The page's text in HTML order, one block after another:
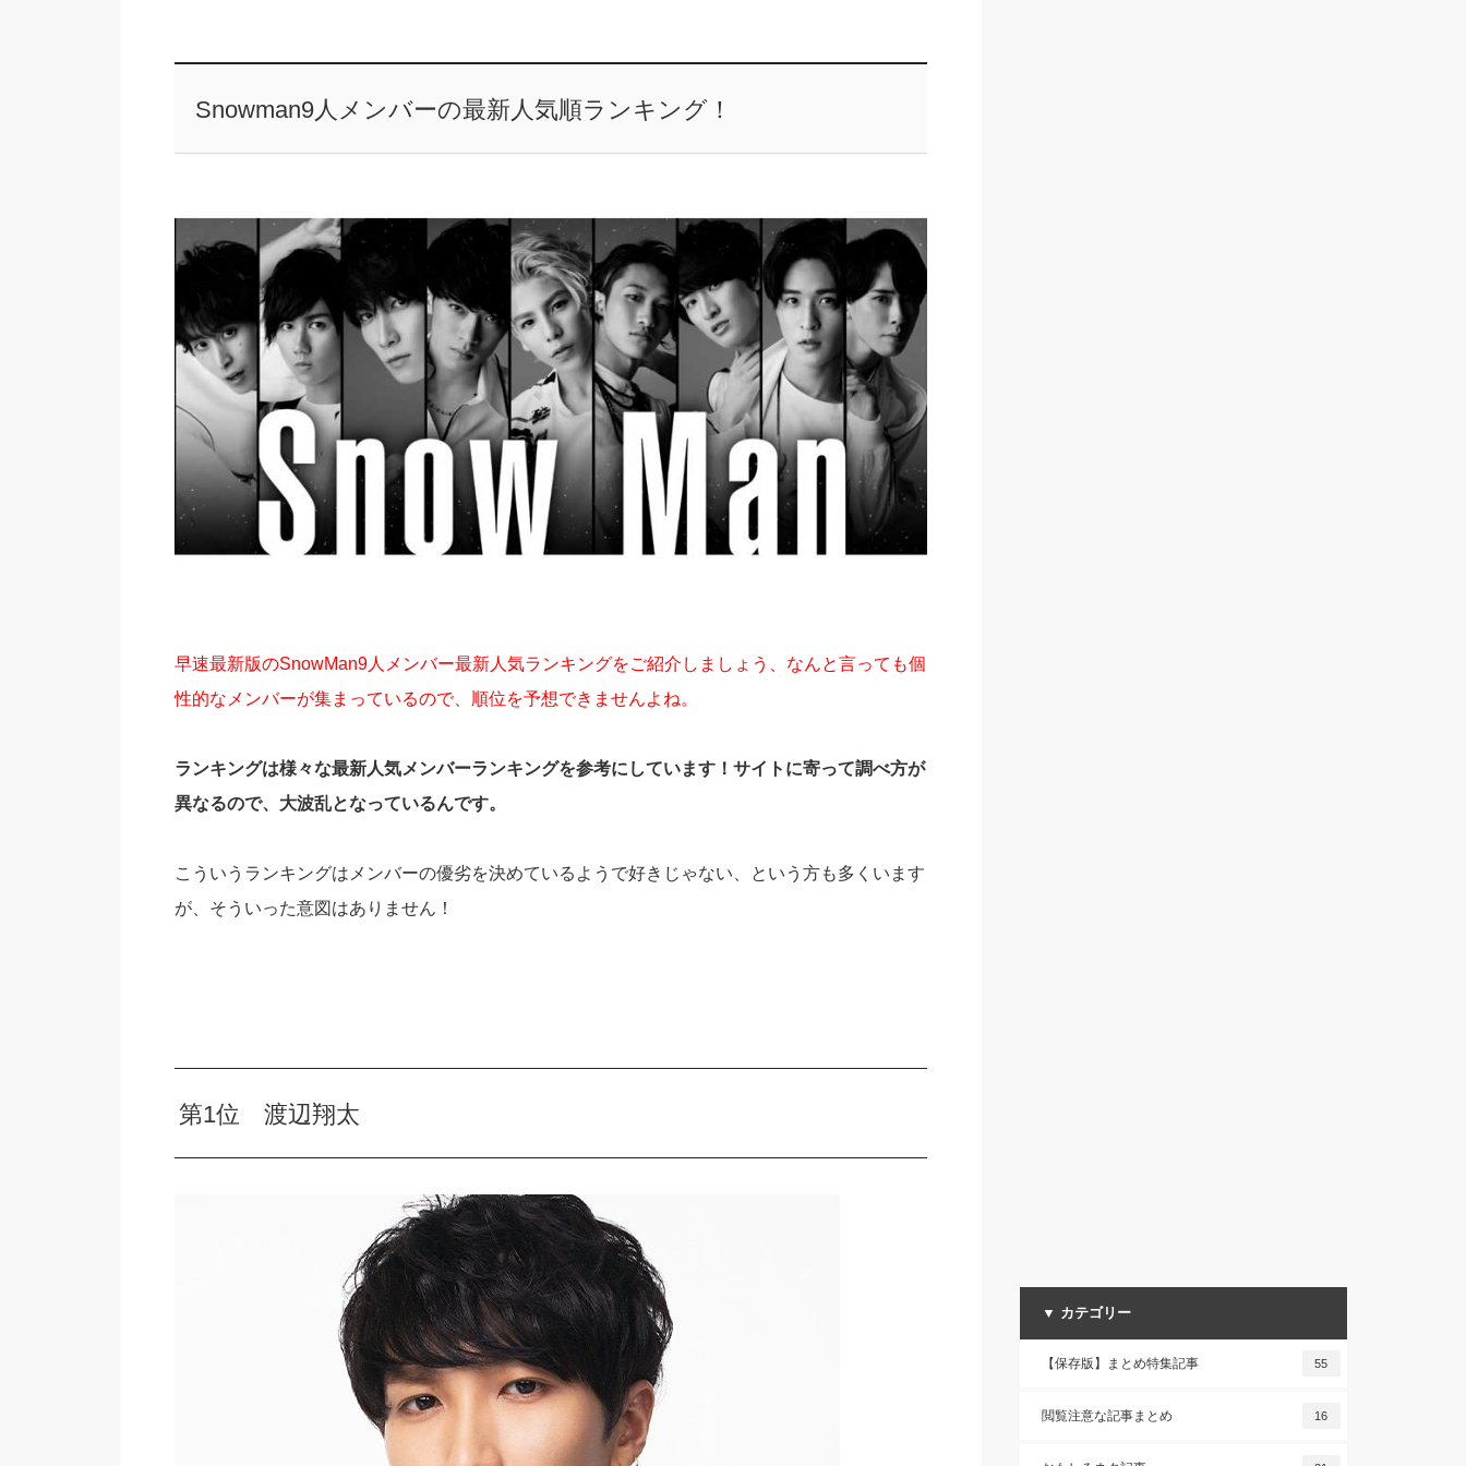
Snowman9人メンバーの最新人気順ランキング！
早速最新版のSnowMan9人メンバー最新人気ランキングをご紹介しましょう、なんと言っても個
性的なメンバーが集まっているので、順位を予想できませんよね。
ランキングは様々な最新人気メンバーランキングを参考にしています！サイトに寄って調べ方が
異なるので、大波乱となっているんです。
こういうランキングはメンバーの優劣を決めているようで好きじゃない、という方も多くいます
が、そういった意図はありません！
第1位 渡辺翔太
▼ カテゴリー
【保存版】まとめ特集記事 55
閲覧注意な記事まとめ 16